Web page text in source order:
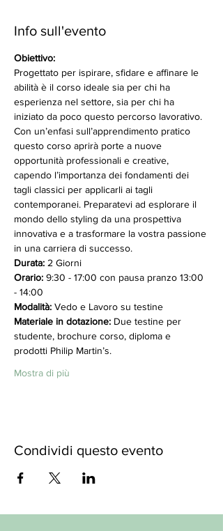
Info sull'evento
Obiettivo:
Progettato per ispirare, sfidare e affinare le
abilità è il corso ideale sia per chi ha
esperienza nel settore, sia per chi ha
iniziato da poco questo percorso lavorativo.
Con un’enfasi sull’apprendimento pratico
questo corso aprirà porte a nuove
opportunità professionali e creative,
capendo l’importanza dei fondamenti dei
tagli classici per applicarli ai tagli
contemporanei. Preparatevi ad esplorare il
mondo dello styling da una prospettiva
innovativa e a trasformare la vostra passione
in una carriera di successo.
Durata: 2 Giorni
Orario: 9:30 - 17:00 con pausa pranzo 13:00
- 14:00
Modalità: Vedo e Lavoro su testine
Materiale in dotazione: Due testine per
studente, brochure corso, diploma e
prodotti Philip Martin’s.
Mostra di più
Condividi questo evento